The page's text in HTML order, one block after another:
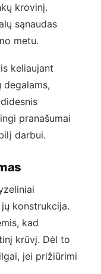
krovinį.
sąnaudas
metu.
keliaujant
degalams,
pranašumai
darbui.
konstrukcija.
kad
krūvį. Dėl to
jei prižiūrimi